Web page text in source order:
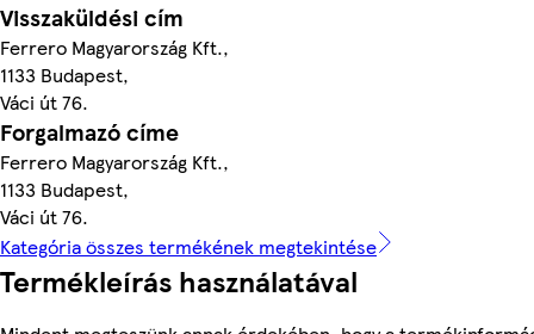
Visszaküldési cím
Ferrero Magyarország Kft.,
1133 Budapest,
Váci út 76.
Forgalmazó címe
Ferrero Magyarország Kft.,
1133 Budapest,
Váci út 76.
Kategória összes termékének megtekintése
Termékleírás használatával